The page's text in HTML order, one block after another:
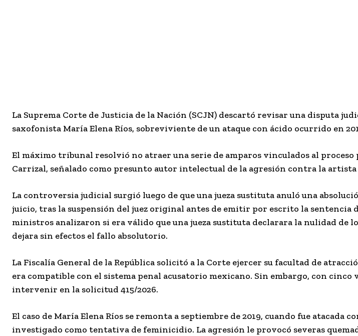
La Suprema Corte de Justicia de la Nación (SCJN) descartó revisar una disputa
saxofonista María Elena Ríos, sobreviviente de un ataque con ácido ocurrido en
El máximo tribunal resolvió no atraer una serie de amparos vinculados al
Carrizal, señalado como presunto autor intelectual de la agresión contra la artista
La controversia judicial surgió luego de que una jueza sustituta anuló una
juicio, tras la suspensión del juez original antes de emitir por escrito la sentencia
ministros analizaron si era válido que una jueza sustituta declarara la nulidad de
dejara sin efectos el fallo absolutorio.
La Fiscalía General de la República solicitó a la Corte ejercer su facultad de
era compatible con el sistema penal acusatorio mexicano. Sin embargo, con cinco
intervenir en la solicitud 415/2026.
El caso de María Elena Ríos se remonta a septiembre de 2019, cuando fue atacada
investigado como tentativa de feminicidio. La agresión le provocó severas